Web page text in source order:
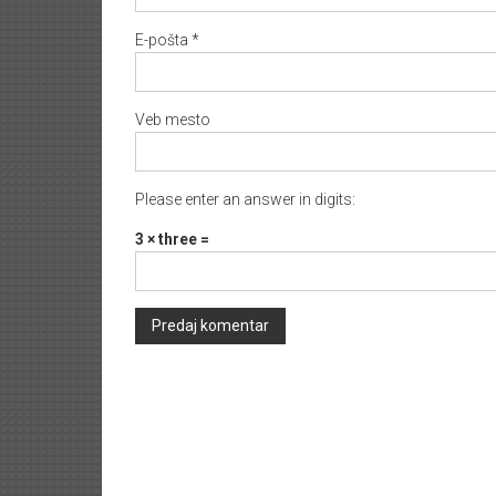
E-pošta *
Veb mesto
Please enter an answer in digits:
3 × three =